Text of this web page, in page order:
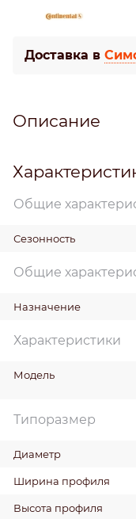
Доставка в
Описание
Общие
Сезонность
Общие
Назначение
Характеристики
Модель
Типоразмер
Диаметр
Ширина профиля
Высота профиля